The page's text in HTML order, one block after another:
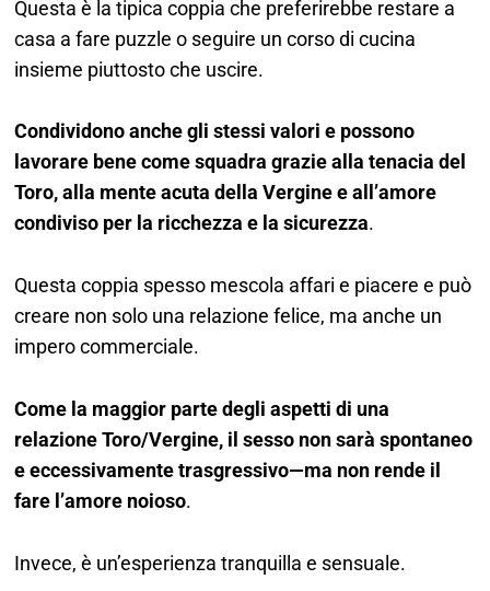
Questa è la tipica coppia che preferirebbe restare a
casa a fare puzzle o seguire un corso di cucina
insieme piuttosto che uscire.
Condividono anche gli stessi valori e possono
lavorare bene come squadra grazie alla tenacia del
Toro, alla mente acuta della Vergine e all’amore
condiviso per la ricchezza e la sicurezza.
Questa coppia spesso mescola affari e piacere e può
creare non solo una relazione felice, ma anche un
impero commerciale.
Come la maggior parte degli aspetti di una
relazione Toro/Vergine, il sesso non sarà spontaneo
e eccessivamente trasgressivo—ma non rende il
fare l’amore noioso.
Invece, è un’esperienza tranquilla e sensuale.